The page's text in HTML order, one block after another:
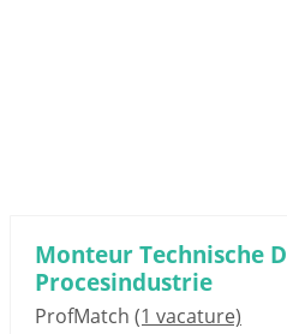
Monteur Technische
Procesindustrie
ProfMatch (1 vacature)